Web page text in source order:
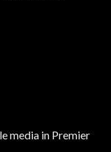
media in Premier